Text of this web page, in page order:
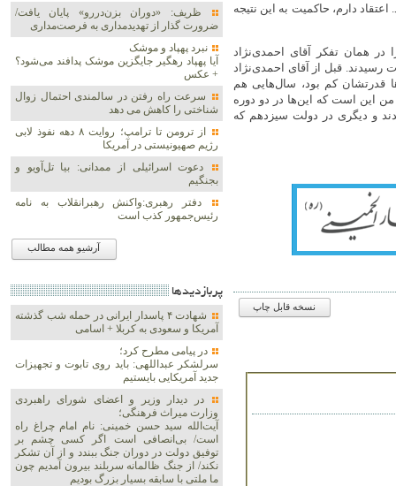
دارم، حاکمیت به این نتیجه
در همان تفکر آقای احمدی‌نژاد
رسیدند. قبل از آقای احمدی‌نژاد
قدرتشان کم بود، سال‌هایی هم
من این است که این‌ها در دو دوره
و دیگری در دولت سیزدهم که
نسخه قابل چاپ
ظریف: «دوران بزن‌دررو» پایان یافت/
ضرورت گذار از تهدیدمداری به فرصت‌مداری
نبرد پهپاد و موشک‌
آیا پهپاد رهگیر جایگزین موشک‌ پدافند می‌شود؟
+ عکس
سرعت راه رفتن در سالمندی احتمال زوال
شناختی را کاهش می دهد
از ترومن تا ترامپ؛ روایت ۸ دهه نفوذ لابی
رژیم صهیونیستی در آمریکا
دعوت اسرائیلی از ممدانی: بیا تل‌آویو و
بجنگیم
دفتر رهبری:واکنش رهبرانقلاب به نامه
رئیس‌جمهور کذب است
آرشیو همه مطالب
پربازديدها
شهادت ۴ پاسدار ایرانی در حمله شب گذشته
آمریکا و سعودی به کربلا + اسامی
در پیامی مطرح کرد؛
سرلشکر عبداللهی: باید روی تابوت و تجهیزات
جدید آمریکایی بایستیم
در دیدار وزیر و اعضای شورای راهبردی
وزارت‌ میراث فرهنگی؛
آیت‌الله سید حسن خمینی: نام امام چراغ راه
است/ بی‌انصافی است‌ اگر کسی چشم بر
توفیق دولت‌ در دوران جنگ ببندد و از آن تشکر
نکند/ از جنگ ظالمانه سربلند بیرون آمدیم چون
ما ملتی با سابقه بسیار بزرگ بودیم